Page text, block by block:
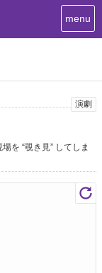
T
o
i
a
menu
演劇
を “覗き見” してしま